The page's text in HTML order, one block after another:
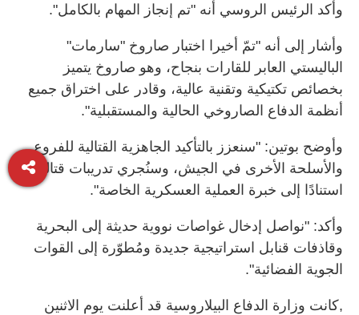
وأكد الرئيس الروسي أنه "تم إنجاز المهام بالكامل".
وأشار إلى أنه "تمّ أخيرا اختبار صاروخ "سارمات"
الباليستي العابر للقارات بنجاح، وهو صاروخ يتميز
بخصائص تكتيكية وتقنية عالية، وقادر على اختراق جميع
أنظمة الدفاع الصاروخي الحالية والمستقبلية".
وأوضح بوتين: "سنعزز بالتأكيد الجاهزية القتالية للفروع
والأسلحة الأخرى في الجيش، وسنُجري تدريبات قتالية
استنادًا إلى خبرة العملية العسكرية الخاصة".
وأكد: "نواصل إدخال غواصات نووية حديثة إلى البحرية
وقاذفات قنابل استراتيجية جديدة ومُطوّرة إلى القوات
الجوية الفضائية".
,كانت وزارة الدفاع البيلاروسية قد أعلنت يوم الاثنين